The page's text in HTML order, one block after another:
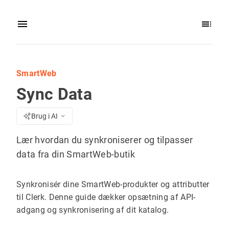
SmartWeb
Sync Data
Brug i AI
Lær hvordan du synkroniserer og tilpasser
data fra din SmartWeb-butik
Synkronisér dine SmartWeb-produkter og attributter
til Clerk. Denne guide dækker opsætning af API-
adgang og synkronisering af dit katalog.